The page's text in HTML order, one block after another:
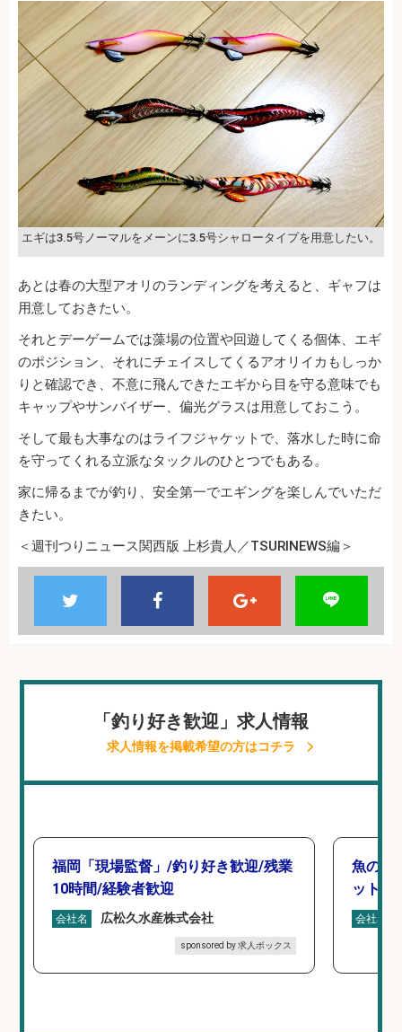
エギは3.5号ノーマルをメーンに3.5号シャロータイプを用意したい。
あとは春の大型アオリのランディングを考えると、ギャフは
用意しておきたい。
それとデーゲームでは藻場の位置や回遊してくる個体、エギ
のポジション、それにチェイスしてくるアオリイカもしっか
りと確認でき、不意に飛んできたエギから目を守る意味でも
キャップやサンバイザー、偏光グラスは用意しておこう。
そして最も大事なのはライフジャケットで、落水した時に命
を守ってくれる立派なタックルのひとつでもある。
家に帰るまでが釣り、安全第一でエギングを楽しんでいただ
きたい。
＜週刊つりニュース関西版 上杉貴人／TSURINEWS編＞
「釣り好き歓迎」求人情報
求人情報を掲載希望の方はコチラ
福岡「現場監督」/釣り好き歓迎/残業
10時間/経験者歓迎
会社名 広松久水産株式会社
sponsored by 求人ボックス
魚の「
ットを
会社名